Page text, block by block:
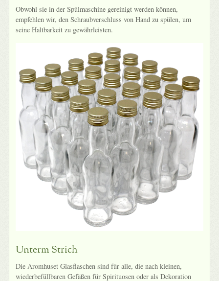
Obwohl sie in der Spülmaschine gereinigt werden können,
empfehlen wir, den Schraubverschluss von Hand zu spülen, um
seine Haltbarkeit zu gewährleisten.
Unterm Strich
Die Aromhuset Glasflaschen sind für alle, die nach kleinen,
wiederbefüllbaren Gefäßen für Spirituosen oder als Dekoration